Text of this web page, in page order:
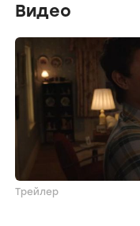
Видео
Трейлер